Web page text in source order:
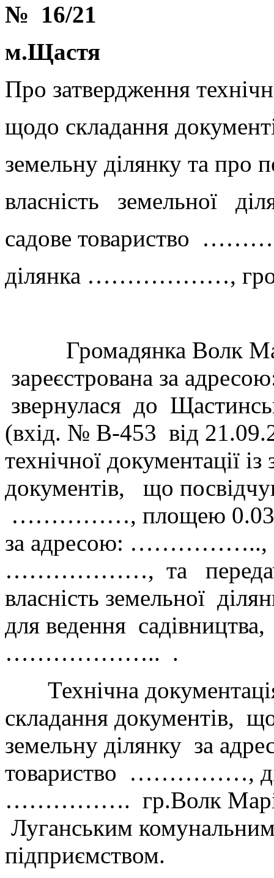
№ 16/21
м.Щастя
Про затвердження
щодо складання
земельну ділянку та про
власність земельної
садове товариство
ділянка ………………,
Громадянка Волк
зареєстрована за
звернулася до
(вхід. № В-453 від
технічної документації
документів, що
……………, площею 0.0386
за адресою: ……………..,
………………, та передачу
власність земельної
для ведення
……………….. .
Технічна
складання документів,
земельну ділянку за
товариство ……………,
……………. гр.Волк Марії
Луганським
підприємством.